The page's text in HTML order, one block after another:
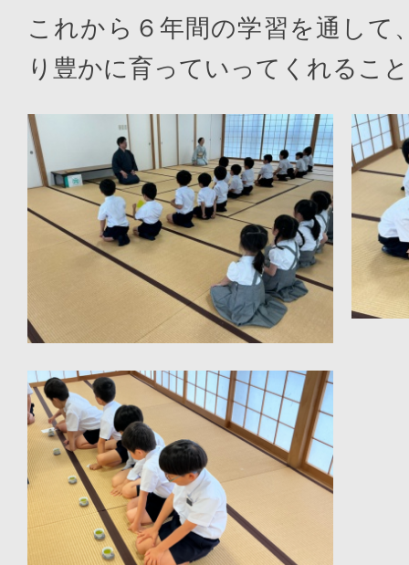
これから６年間の学習を通して
り豊かに育っていってくれるこ